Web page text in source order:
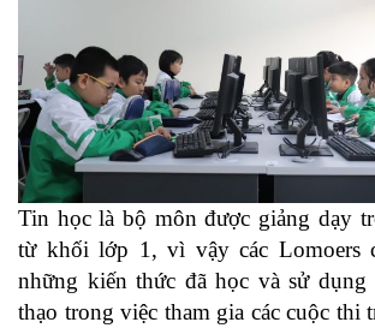
Tin học là bộ môn được giảng dạy
từ khối lớp 1, vì vậy các Lomoers
những kiến thức đã học và sử dụng
thạo trong việc tham gia các cuộc thi